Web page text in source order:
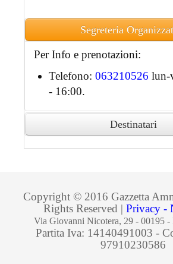
Segreteria
Per Info e prenotazioni:
Telefono: 063210526 lun-
- 16:00.
Destinatari
Ai partecipanti accreditati sarà
Copyright © 2016 Gazzetta
Rights Reserved | Privacy -
Via Giovanni Nicotera, 29 - 00195 -
Partita Iva: 14140491003 -
97910230586